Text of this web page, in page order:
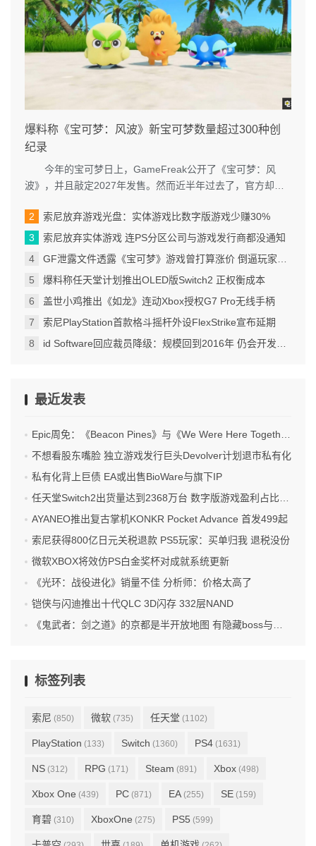
爆料称《宝可梦：风波》新宝可梦数量超过300种创
纪录
今年的宝可梦日上，GameFreak公开了《宝可梦：风
波》，并且敲定2027年发售。然而近半年过去了，官方却再
索尼放弃游戏光盘：实体游戏比数字版游戏少赚30%
索尼放弃实体游戏 连PS分区公司与游戏发行商都没通知
GF泄露文件透露《宝可梦》游戏曾打算涨价 倒逼玩家买双版本
爆料称任天堂计划推出OLED版Switch2 正权衡成本
盖世小鸡推出《如龙》连动Xbox授权G7 Pro无线手柄
索尼PlayStation首款格斗摇杆外设FlexStrike宣布延期
id Software回应裁员降级：规模回到2016年 仍会开发游戏
最近发表
Epic周免：《Beacon Pines》与《We Were Here Together》喜加二
不想看股东嘴脸 独立游戏发行巨头Devolver计划退市私有化
私有化背上巨债 EA或出售BioWare与旗下IP
任天堂Switch2出货量达到2368万台 数字版游戏盈利占比过半
AYANEO推出复古掌机KONKR Pocket Advance 首发499起
索尼获得800亿日元关税退款 PS5玩家：买单归我 退税没份
微软XBOX将效仿PS白金奖杯对成就系统更新
《光环：战役进化》销量不佳 分析师：价格太高了
铠侠与闪迪推出十代QLC 3D闪存 332层NAND
《鬼武者：剑之道》的京都是半开放地图 有隐藏boss与任务
标签列表
索尼 (850) 微软 (735) 任天堂 (1102)
PlayStation (133) Switch (1360) PS4 (1631)
NS (312) RPG (171) Steam (891) Xbox (498)
Xbox One (439) PC (871) EA (255) SE (159)
育碧 (310) XboxOne (275) PS5 (599)